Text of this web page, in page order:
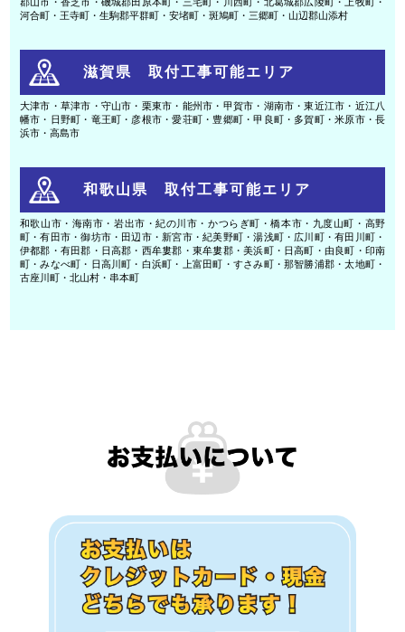
河合町・王寺町・生駒郡平群町・安堵町・斑鳩町・三郷町・山辺郡山添村
滋賀県 取付工事可能エリア
大津市・草津市・守山市・栗東市・能州市・甲賀市・湖南市・東近江市・近江八
幡市・日野町・竜王町・彦根市・愛荘町・豊郷町・甲良町・多賀町・米原市・長
浜市・高島市
和歌山県 取付工事可能エリア
和歌山市・海南市・岩出市・紀の川市・かつらぎ町・橋本市・九度山町・高野
町・有田市・御坊市・田辺市・新宮市・紀美野町・湯浅町・広川町・有田川町・
伊都郡・有田郡・日高郡・西牟婁郡・東牟婁郡・美浜町・日高町・由良町・印南
町・みなべ町・日高川町・白浜町・上富田町・すさみ町・那智勝浦郡・太地町・
古座川町・北山村・串本町